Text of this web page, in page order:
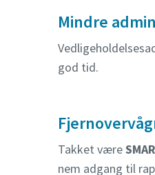
Mindre
god tid.
Takket være
nem adgang til